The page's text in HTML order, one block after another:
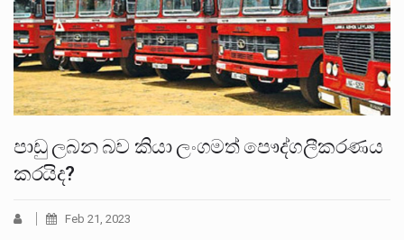
පාඩු ලබන බව කියා ලංගමත් පෞද්ගලීකරණය
කරයිද?
Feb 21, 2023